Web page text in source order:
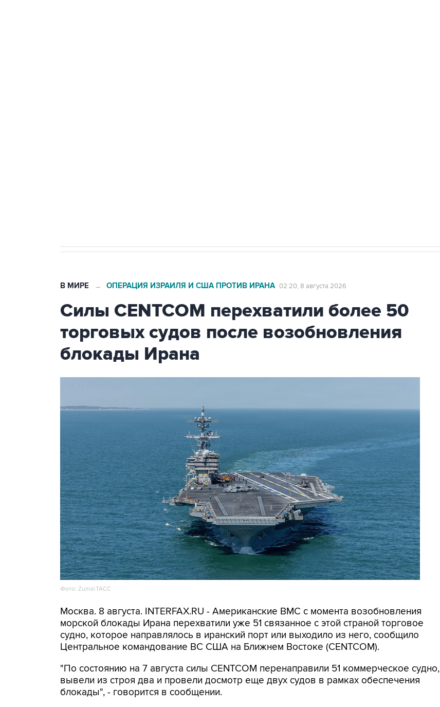
В МИРЕ → ОПЕРАЦИЯ ИЗРАИЛЯ И США ПРОТИВ ИРАНА 02:20, 8 августа 2026
Силы CENTCOM перехватили более 50
торговых судов после возобновления
блокады Ирана
Фото: Zuma\ТАСС
Москва. 8 августа. INTERFAX.RU - Американские ВМС с момента возобновления
морской блокады Ирана перехватили уже 51 связанное с этой страной торговое
судно, которое направлялось в иранский порт или выходило из него, сообщило
Центральное командование ВС США на Ближнем Востоке (CENTCOM).
"По состоянию на 7 августа силы CENTCOM перенаправили 51 коммерческое судно,
вывели из строя два и провели досмотр еще двух судов в рамках обеспечения
блокады", - говорится в сообщении.